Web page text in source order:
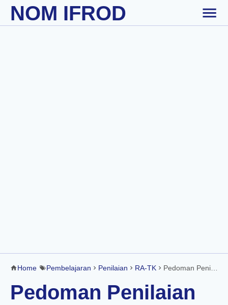
Skip to main content
NOM IFROD
Home Pembelajaran Penilaian RA-TK Pedoman Penilaian dan Pelaporan Perkembangan Anak PAUD RA TK K13
Pedoman Penilaian